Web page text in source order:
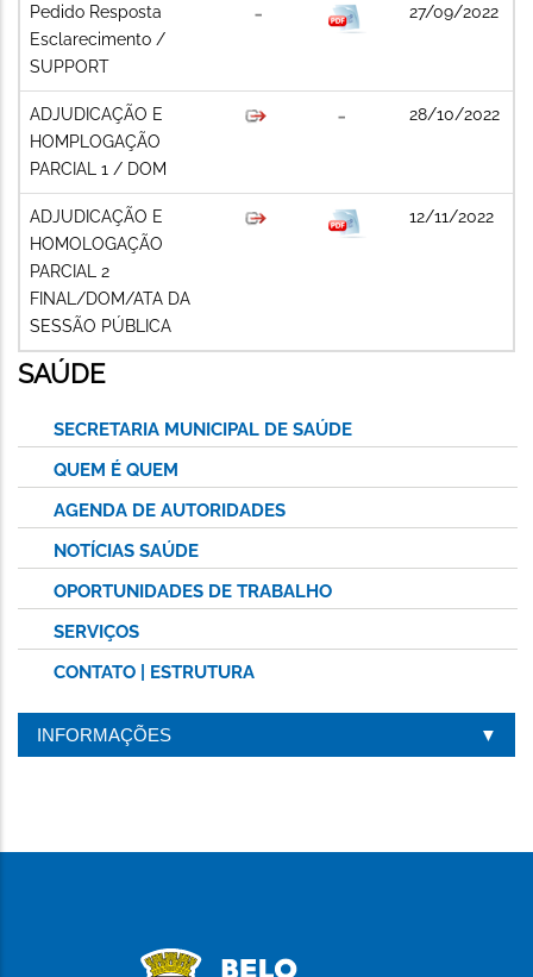
Pedido Resposta
Esclarecimento /
SUPPORT
27/09/2022
ADJUDICAÇÃO E
HOMPLOGAÇÃO
PARCIAL 1 / DOM
28/10/2022
ADJUDICAÇÃO E
HOMOLOGAÇÃO
PARCIAL 2
FINAL/DOM/ATA DA
SESSÃO PÚBLICA
12/11/2022
SAÚDE
SECRETARIA MUNICIPAL DE SAÚDE
QUEM É QUEM
AGENDA DE AUTORIDADES
NOTÍCIAS SAÚDE
OPORTUNIDADES DE TRABALHO
SERVIÇOS
CONTATO | ESTRUTURA
INFORMAÇÕES